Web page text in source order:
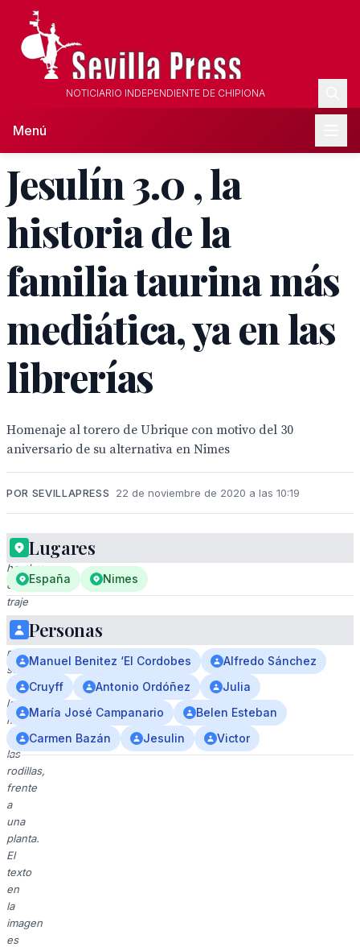
NOTICIARIO INDEPENDIENTE DE CHIPIONA
Menú
Jesulín 3.0 , la
historia de la
familia taurina más
mediática, ya en las
librerías
Homenaje al torero de Ubrique con motivo del 30
aniversario de su alternativa en Nimes
POR SEVILLAPRESS 22 de noviembre de 2020 a las 10:19
Un
hombre
en
traje
y
corbata
roja,
sentado
con
las
manos
en
las
rodillas,
frente
a
una
planta.
El
texto
en
la
imagen
es
Lugares
España Nimes
Personas
Manuel Benitez ‘El Cordobes
Alfredo Sánchez
Cruyff
Antonio Ordóñez
Julia
María José Campanario
Belen Esteban
Carmen Bazán
Jesulin Victor